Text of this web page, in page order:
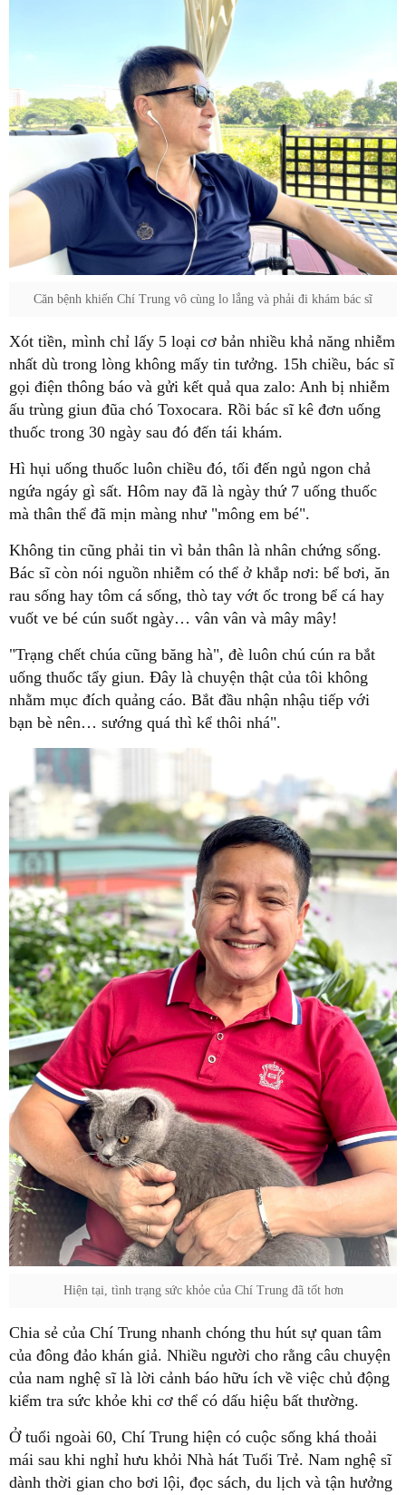
Căn bệnh khiến Chí Trung vô cùng lo lắng và phải đi khám bác sĩ
Xót tiền, mình chỉ lấy 5 loại cơ bản nhiều khả năng nhiễm
nhất dù trong lòng không mấy tin tưởng. 15h chiều, bác sĩ
gọi điện thông báo và gửi kết quả qua zalo: Anh bị nhiễm
ấu trùng giun đũa chó Toxocara. Rồi bác sĩ kê đơn uống
thuốc trong 30 ngày sau đó đến tái khám.
Hì hụi uống thuốc luôn chiều đó, tối đến ngủ ngon chả
ngứa ngáy gì sất. Hôm nay đã là ngày thứ 7 uống thuốc
mà thân thể đã mịn màng như "mông em bé".
Không tin cũng phải tin vì bản thân là nhân chứng sống.
Bác sĩ còn nói nguồn nhiễm có thể ở khắp nơi: bể bơi, ăn
rau sống hay tôm cá sống, thò tay vớt ốc trong bể cá hay
vuốt ve bé cún suốt ngày… vân vân và mây mây!
"Trạng chết chúa cũng băng hà", đè luôn chú cún ra bắt
uống thuốc tẩy giun. Đây là chuyện thật của tôi không
nhằm mục đích quảng cáo. Bắt đầu nhận nhậu tiếp với
bạn bè nên… sướng quá thì kể thôi nhá".
Hiện tại, tình trạng sức khỏe của Chí Trung đã tốt hơn
Chia sẻ của Chí Trung nhanh chóng thu hút sự quan tâm
của đông đảo khán giả. Nhiều người cho rằng câu chuyện
của nam nghệ sĩ là lời cảnh báo hữu ích về việc chủ động
kiểm tra sức khỏe khi cơ thể có dấu hiệu bất thường.
Ở tuổi ngoài 60, Chí Trung hiện có cuộc sống khá thoải
mái sau khi nghỉ hưu khỏi Nhà hát Tuổi Trẻ. Nam nghệ sĩ
dành thời gian cho bơi lội, đọc sách, du lịch và tận hưởng